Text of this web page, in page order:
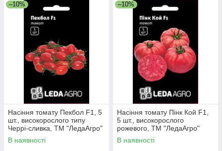
–10%
Насіння томату Пекбол F1, 5
шт., високорослого типу
Черрі-сливка, ТМ "ЛедаАгро"
В наявності
–10%
Насіння томату Пінк Кой F1,
5 шт., високорослого
рожевого, ТМ "ЛедаАгро"
В наявності